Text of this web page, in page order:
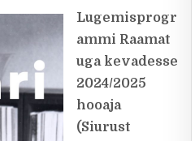
Lugemisprogr
ammi Raamat
uga kevadesse
2024/2025
hooaja
(Siurust